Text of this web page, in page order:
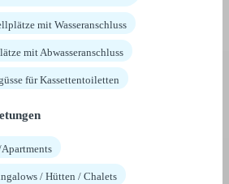
mit Wasseranschluss
mit Abwasseranschluss
für Kassettentoiletten
/ Hütten / Chalets